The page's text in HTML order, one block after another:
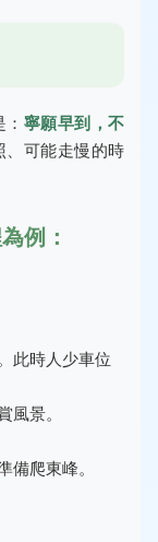
寧願早到，不
、可能走慢的時
例：
此時人少車位
景。
爬東峰。